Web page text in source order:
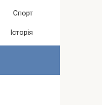
Спорт
Історія